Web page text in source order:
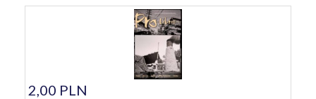
2,00 PLN